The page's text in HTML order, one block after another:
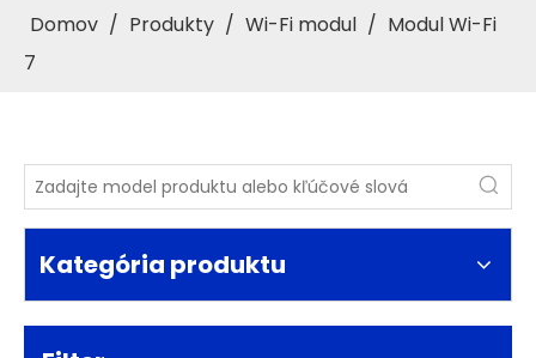
Domov / Produkty / Wi-Fi modul / Modul Wi-Fi
7
Kategória produktu